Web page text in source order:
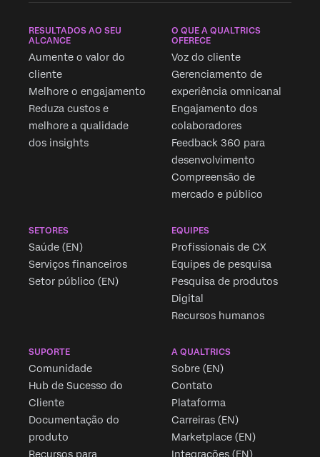
RESULTADOS AO SEU
ALCANCE
Aumente o valor do
cliente
Melhore o engajamento
Reduza custos e
melhore a qualidade
dos insights
O QUE A QUALTRICS
OFERECE
Voz do cliente
Gerenciamento de
experiência omnicanal
Engajamento dos
colaboradores
Feedback 360 para
desenvolvimento
Compreensão de
mercado e público
SETORES
Saúde (EN)
Serviços financeiros
Setor público (EN)
EQUIPES
Profissionais de CX
Equipes de pesquisa
Pesquisa de produtos
Digital
Recursos humanos
SUPORTE
Comunidade
Hub de Sucesso do
Cliente
Documentação do
produto
Recursos para
A QUALTRICS
Sobre (EN)
Contato
Plataforma
Carreiras (EN)
Marketplace (EN)
Integrações (EN)